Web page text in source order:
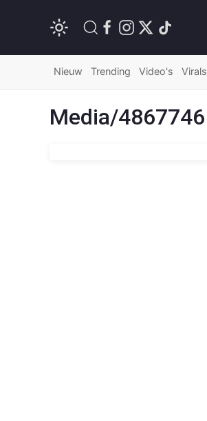
Nieuw Trending Video's Virals
Media/4867746